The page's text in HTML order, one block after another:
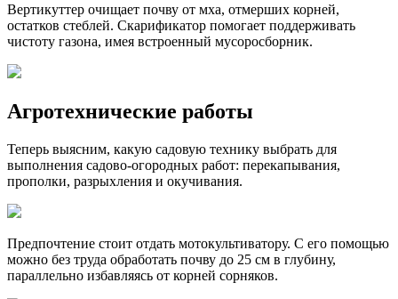
Вертикуттер очищает почву от мха, отмерших корней,
остатков стеблей. Скарификатор помогает поддерживать
чистоту газона, имея встроенный мусоросборник.
Агротехнические работы
Теперь выясним, какую садовую технику выбрать для
выполнения садово-огородных работ: перекапывания,
прополки, разрыхления и окучивания.
Предпочтение стоит отдать мотокультиватору. С его помощью
можно без труда обработать почву до 25 см в глубину,
параллельно избавляясь от корней сорняков.